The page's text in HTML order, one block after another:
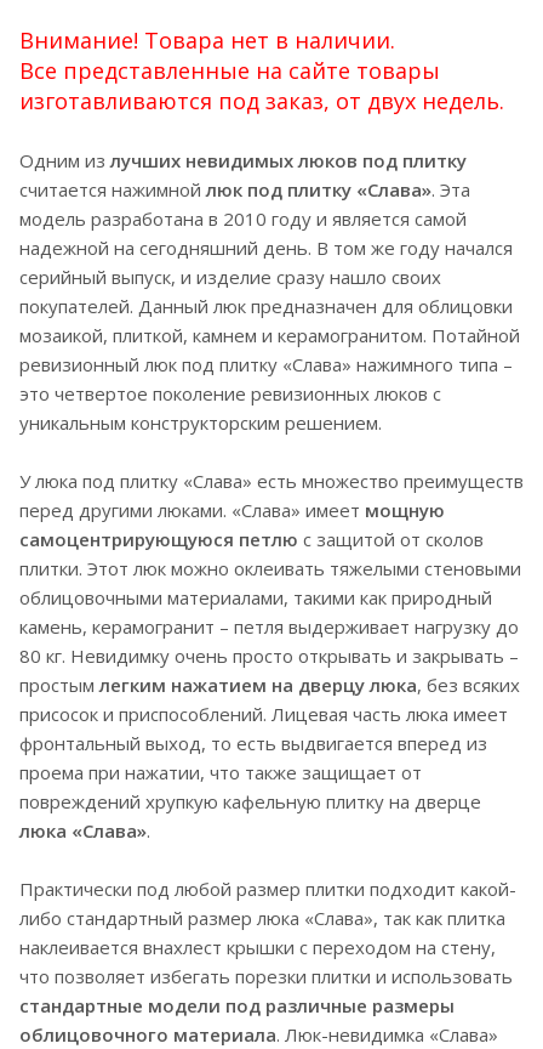
Внимание! Товара нет в наличии.
Все представленные на сайте товары
изготавливаются под заказ, от двух недель.
Одним излучших невидимых люков под плитку
считается нажимнойлюк под плитку «Слава». Эта
модель разработана в 2010 году и является самой
надежной на сегодняшний день. В том же году начался
серийный выпуск, и изделие сразу нашло своих
покупателей. Данный люк предназначен для облицовки
мозаикой, плиткой, камнем и керамогранитом. Потайной
ревизионный люк под плитку «Слава» нажимного типа –
это четвертое поколение ревизионных люков с
уникальным конструкторским решением.
У люка под плитку «Слава» есть множество преимуществ
перед другими люками. «Слава» имеет мощную
самоцентрирующуюся петлю с защитой от сколов
плитки. Этот люк можно оклеивать тяжелыми стеновыми
облицовочными материалами, такими как природный
камень, керамогранит – петля выдерживает нагрузку до
80 кг. Невидимку очень просто открывать и закрывать –
простымлегким нажатием на дверцу люка, без всяких
присосок и приспособлений. Лицевая часть люка имеет
фронтальный выход, то есть выдвигается вперед из
проема при нажатии, что также защищает от
повреждений хрупкую кафельную плитку на дверце
люка «Слава».
Практически под любой размер плитки подходит какой-
либо стандартный размер люка «Слава», так как плитка
наклеивается внахлест крышки с переходом на стену,
что позволяет избегать порезки плитки и использовать
стандартные модели под различные размеры
облицовочного материала. Люк-невидимка «Слава»